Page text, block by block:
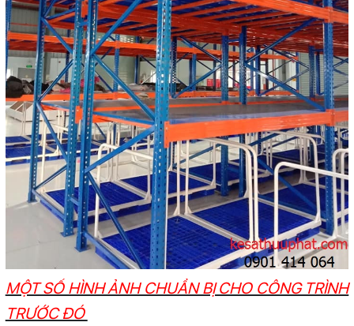
MỘT SỐ HÌNH ẢNH CHUẨN BỊ CHO CÔNG TRÌNH
TRƯỚC ĐÓ